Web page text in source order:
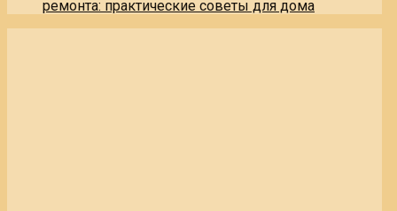
ремонта: практические советы для дома